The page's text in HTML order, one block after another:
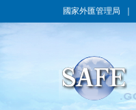
國家外匯管理局